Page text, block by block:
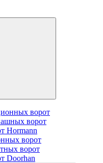
ворот
ворот
Hormann
ворот
ворот
Doorhan